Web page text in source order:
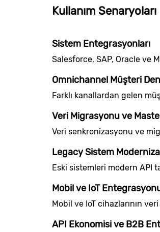
Kullanım Senaryoları
Sistem Entegrasyonları
Salesforce, SAP, Oracle ve
Omnichannel Müşteri
Farklı kanallardan gelen
Veri Migrasyonu ve
Veri senkronizasyonu ve
Legacy Sistem
Eski sistemleri modern API
Mobil ve IoT
Mobil ve IoT cihazlarının
API Ekonomisi ve B2B